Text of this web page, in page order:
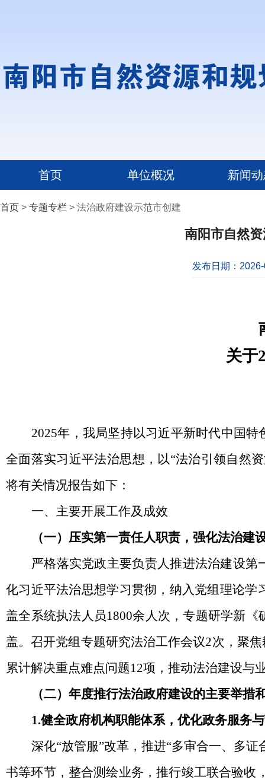
首页 单位概况 新闻
首页 > 专题专栏 > 法治政府建设示范市创建
南阳市自然
发布日期：
关于
2025年，我局坚持以习近平新时代中国
全面落实习近平法治思想，以“法治引领自然
将有关情况报告如下：
一、主要开展工作及成效
（一）压实第一责任人职责，强化法治建
严格落实党政主要负责人推进法治建设
化习近平法治思想学习贯彻，纳入党组理论
盖全系统执法人员1800余人次，专题研学新
盖。召开党组专题研究法治工作会议2次，聚
累计解决重点难点问题12项，推动法治建设与
（二）年度推行法治政府建设的主要举措
1.健全政府机构职能体系，优化政务服务
深化“放管服”改革，推进“多审合一、多
书等环节，整合测绘业务，推行竣工联合验收